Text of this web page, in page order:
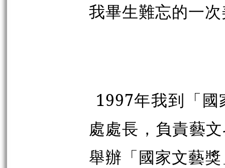
我畢生難忘的一
1997年我到「
處處長，負責藝
舉辦「國家文藝